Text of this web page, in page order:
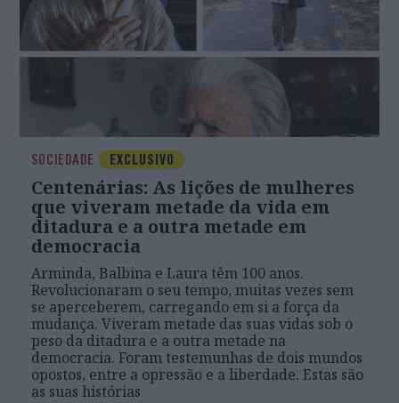
SOCIEDADE EXCLUSIVO
Centenárias: As lições de mulheres
que viveram metade da vida em
ditadura e a outra metade em
democracia
Arminda, Balbina e Laura têm 100 anos.
Revolucionaram o seu tempo, muitas vezes sem
se aperceberem, carregando em si a força da
mudança. Viveram metade das suas vidas sob o
peso da ditadura e a outra metade na
democracia. Foram testemunhas de dois mundos
opostos, entre a opressão e a liberdade. Estas são
as suas histórias